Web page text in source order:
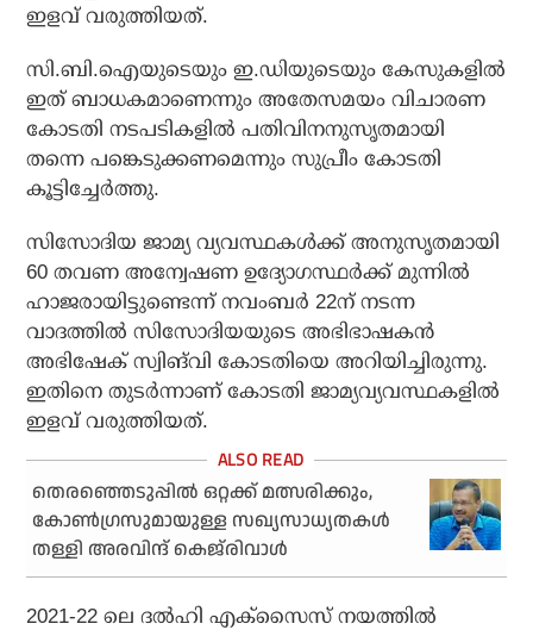
ഇളവ് വരുത്തിയത്.
സി.ബി.ഐയുടെയും ഇ.ഡിയുടെയും കേസുകളില്‍
ഇത് ബാധകമാണെന്നും അതേസമയം വിചാരണ
കോടതി നടപടികളില്‍ പതിവിനനുസൃതമായി
തന്നെ പങ്കെടുക്കണമെന്നും സുപ്രീം കോടതി
കൂട്ടിച്ചേര്‍ത്തു.
സിസോദിയ ജാമ്യ വ്യവസ്ഥകള്‍ക്ക് അനുസൃതമായി
60 തവണ അന്വേഷണ ഉദ്യോഗസ്ഥര്‍ക്ക് മുന്നില്‍
ഹാജരായിട്ടുണ്ടെന്ന് നവംബര്‍ 22ന് നടന്ന
വാദത്തില്‍ സിസോദിയയുടെ അഭിഭാഷകന്‍
അഭിഷേക് സ്വിങ്‌വി കോടതിയെ അറിയിച്ചിരുന്നു.
ഇതിനെ തുടര്‍ന്നാണ് കോടതി ജാമ്യവ്യവസ്ഥകളില്‍
ഇളവ് വരുത്തിയത്.
തെരഞ്ഞെടുപ്പില്‍ ഒറ്റക്ക് മത്സരിക്കും,
കോണ്‍ഗ്രസുമായുള്ള സഖ്യസാധ്യതകള്‍
തള്ളി അരവിന്ദ് കെജ്‌രിവാള്‍
2021-22 ലെ ദല്‍ഹി എക്‌സൈസ് നയത്തില്‍